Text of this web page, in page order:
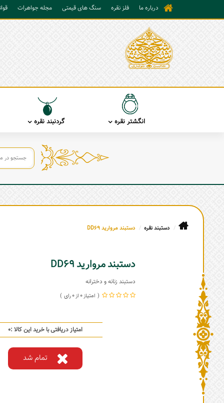
درباره ما فلز نقره سنگ های قیمتی مجله جواهرات
انگشتر نقره گردنبند نقره
دستبند نقره دستبند مروارید DD69
دستبند مروارید DD69
دستبند زنانه و دخترانه
0
0
امتیاز دریافتی با خرید این کالا :0
تمام شد